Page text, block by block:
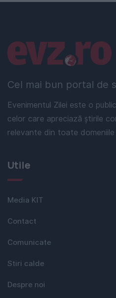
Cel mai bun portal de
Evenimentul Zilei este o
celor care apreciază știrile
relevante din toate
Linkuri utile
Utile
Media KIT
Contact
Comunicate
Stiri calde
Despre noi